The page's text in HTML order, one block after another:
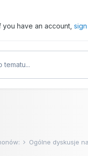
you have an account,
Ogólne dyskusje